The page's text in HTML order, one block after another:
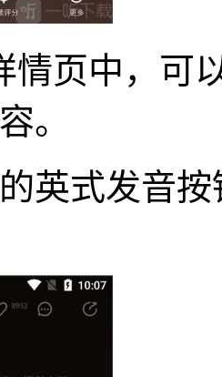
情页中，可
。
英式发音